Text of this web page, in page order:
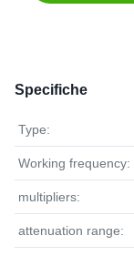
Specifiche
Type:
Working frequency:
multipliers:
attenuation range: